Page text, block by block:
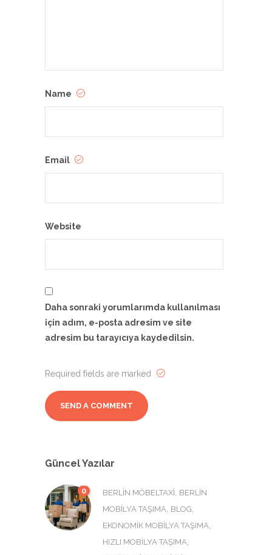
Name
Email
Website
Daha sonraki yorumlarımda kullanılması
için adım, e-posta adresim ve site
adresim bu tarayıcıya kaydedilsin.
Required fields are marked
Güncel Yazılar
0 BERLIN MÖBELTAXI BERLIN
MOBILYA TAŞIMA BLOG
EKONOMIK MOBILYA TAŞIMA
HIZLI MOBILYA TAŞIMA